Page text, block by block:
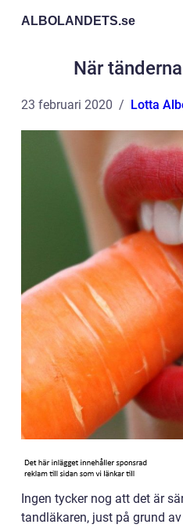
ALBOLANDETS.se
När
23 februari 2020 Lotta
Ingen tycker nog att det är
tandläkaren, just på grund